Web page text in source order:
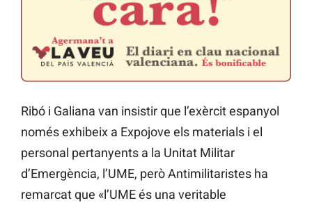
Ribó i Galiana van insistir que l’exèrcit espanyol
només exhibeix a Expojove els materials i el
personal pertanyents a la Unitat Militar
d’Emergència, l’UME, però Antimilitaristes ha
remarcat que «l’UME és una veritable